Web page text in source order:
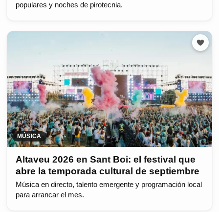
populares y noches de pirotecnia.
MÚSICA
Altaveu 2026 en Sant Boi: el festival que
abre la temporada cultural de septiembre
Música en directo, talento emergente y programación local
para arrancar el mes.